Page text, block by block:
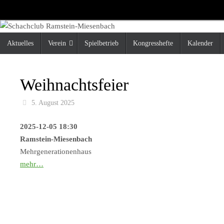
Inhalt
springen
Inhalt
Aktuelles Verein Spielbetrieb Kongresshefte Kalender
Weihnachtsfeier
5. August 2025
2025-12-05 18:30
Ramstein-Miesenbach
Mehrgenerationenhaus
mehr…